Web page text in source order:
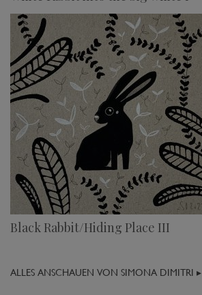
Black Rabbit/Hiding Place III
ALLES ANSCHAUEN VON SIMONA DIMITRI ▸